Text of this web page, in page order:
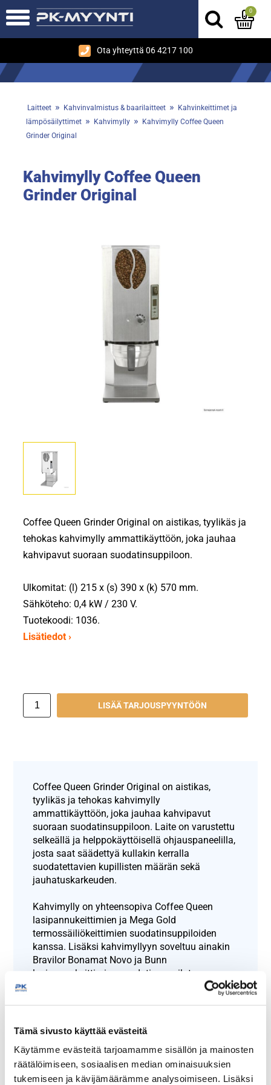
Tämä sivusto käyttää evästeitä
Käytämme evästeitä tarjoamamme sisällön ja mainosten
räätälöimiseen, sosiaalisen median ominaisuuksien
tukemiseen ja kävijämäärämme analysoimiseen. Lisäksi
Ota yhteyttä 06 4217 100
0
Laitteet » Kahvinvalmistus & baarilaitteet »
Kahvinkeittimet ja
lämpösäilyttimet » Kahvimylly »
Kahvimylly Coffee Queen
Grinder Original
Kahvimylly Coffee Queen
Grinder Original
Coffee Queen Grinder Original on aistikas, tyylikäs ja
tehokas kahvimylly ammattikäyttöön, joka jauhaa
kahvipavut suoraan suodatinsuppiloon.
Ulkomitat: (l) 215 x (s) 390 x (k) 570 mm.
Sähköteho: 0,4 kW / 230 V.
Tuotekoodi: 1036.
Lisätiedot ›
LISÄÄ TARJOUSPYYNTÖÖN
Coffee Queen Grinder Original on aistikas,
tyylikäs ja tehokas kahvimylly
ammattikäyttöön, joka jauhaa kahvipavut
suoraan suodatinsuppiloon. Laite on varustettu
selkeällä ja helppokäyttöisellä ohjauspaneelilla,
josta saat säädettyä kullakin kerralla
suodatettavien kupillisten määrän sekä
jauhatuskarkeuden.
Kahvimylly on yhteensopiva Coffee Queen
lasipannukeittimien ja Mega Gold
termossäiliökeittimien suodatinsuppiloiden
kanssa. Lisäksi kahvimyllyyn soveltuu ainakin
Bravilor Bonamat Novo ja Bunn
lasipannukeittimien suodatinsuppilot.
Kahvimylly toimitetaan ilman suodatinsuppiloa.
Tuotekoodi: 1036.